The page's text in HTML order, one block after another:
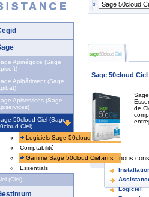
Apinégoce (Sage
Apibâtiment (Sage
Apiservices (Sage
50cloud Ciel (Sage
Ciel)
Logiciels Sage 50cloud Ciel
Comptabilité
Gamme Sage 50cloud Ciel
Essentials
(Ciel)
Sage 50cloud
de
Tarifs : nous
Logiciel